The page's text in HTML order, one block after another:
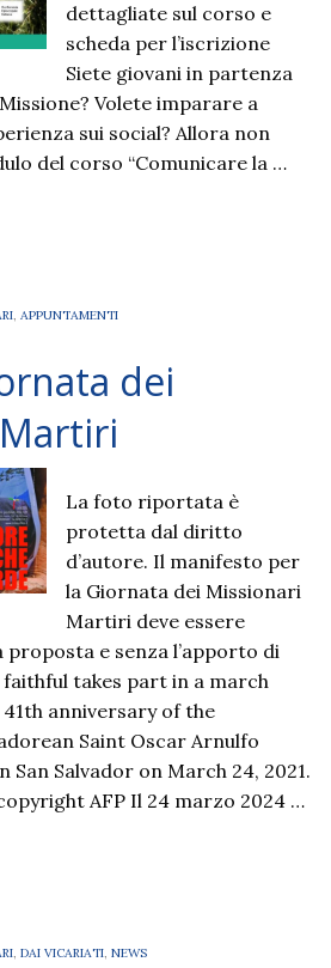
dettagliate sul corso e
scheda per l’iscrizione
Siete giovani in partenza
Volete imparare a
sui social? Allora non
del corso “Comunicare la …
, APPUNTAMENTI
dei
La foto riportata è
protetta dal diritto
d’autore. Il manifesto per
la Giornata dei Missionari
Martiri deve essere
e senza l’apporto di
takes part in a march
anniversary of the
Saint Oscar Arnulfo
San Salvador on March 24, 2021.
AFP Il 24 marzo 2024 …
, DAI VICARIATI, NEWS